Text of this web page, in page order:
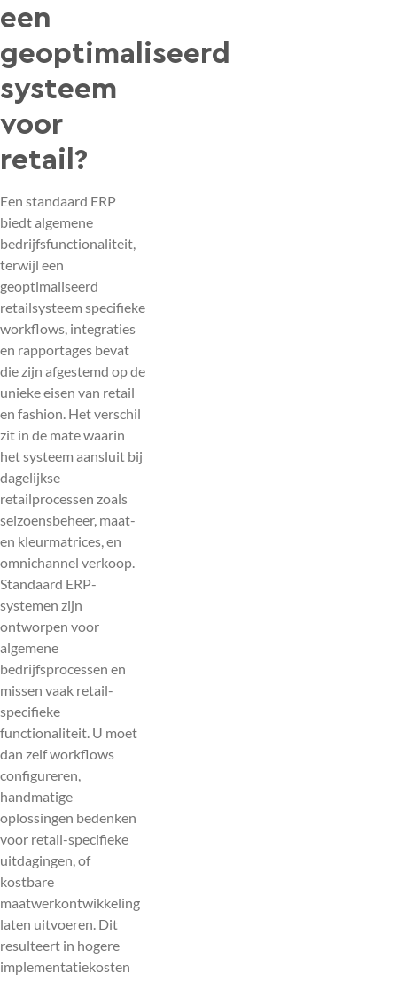
een
geoptimaliseerd
systeem
voor
retail?
Een standaard ERP
biedt algemene
bedrijfsfunctionaliteit,
terwijl een
geoptimaliseerd
retailsysteem specifieke
workflows, integraties
en rapportages bevat
die zijn afgestemd op de
unieke eisen van retail
en fashion. Het verschil
zit in de mate waarin
het systeem aansluit bij
dagelijkse
retailprocessen zoals
seizoensbeheer, maat-
en kleurmatrices, en
omnichannel verkoop.
Standaard ERP-
systemen zijn
ontworpen voor
algemene
bedrijfsprocessen en
missen vaak retail-
specifieke
functionaliteit. U moet
dan zelf workflows
configureren,
handmatige
oplossingen bedenken
voor retail-specifieke
uitdagingen, of
kostbare
maatwerkontwikkeling
laten uitvoeren. Dit
resulteert in hogere
implementatiekosten